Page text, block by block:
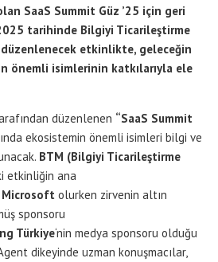
SaaS Summit Güz ’25 için geri
tarihinde Bilgiyi Ticarileştirme
etkinlikte, geleceğin
önemli isimlerinin katkılarıyla ele
düzenlenen “SaaS Summit
ekosistemin önemli isimleri bilgi ve
BTM (Bilgiyi Ticarileştirme
etkinliğin ana
Microsoft olurken zirvenin altın
sponsoru
Türkiye‘nin medya sponsoru olduğu
dikeyinde uzman konuşmacılar,